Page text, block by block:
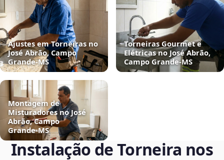
Ajustes em Torneiras no
José Abrão, Campo
Grande‑MS
Torneiras Gourmet e
Elétricas no José Abrão,
Campo Grande‑MS
Montagem de
Misturadores no José
Abrão, Campo
Grande‑MS
Instalação de Torneira nos